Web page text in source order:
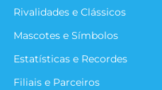
Rivalidades e Clássicos
Mascotes e Símbolos
Estatísticas e Recordes
Filiais e Parceiros